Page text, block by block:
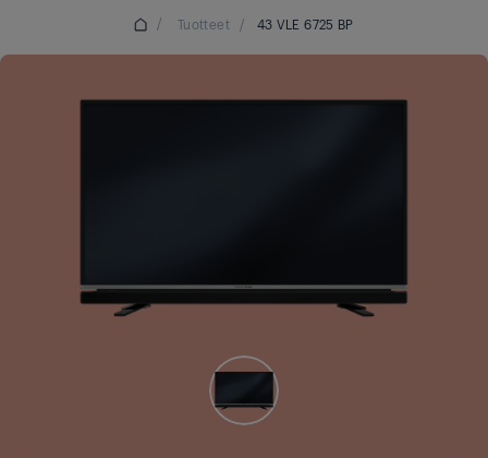
/ Tuotteet / 43 VLE 6725 BP